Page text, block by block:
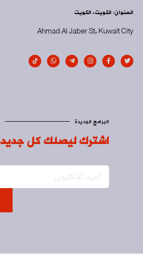
العنوان: الكويت، الكويت
Ahmad Al Jaber St, Kuwait City
البرامج الجديدة
اشترك ليصلك كل جديد